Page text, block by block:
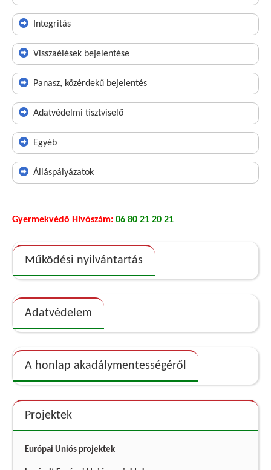
Integritás
Visszaélések bejelentése
Panasz, közérdekű bejelentés
Adatvédelmi tisztviselő
Egyéb
Álláspályázatok
Gyermekvédő Hívószám: 06 80 21 20 21
Működési nyilvántartás
Adatvédelem
A honlap akadálymentességéről
Projektek
Európai Uniós projektek